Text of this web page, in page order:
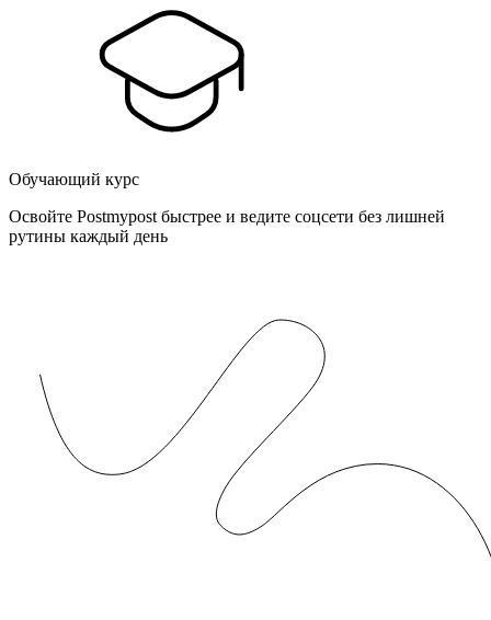
Обучающий курс
Освойте Postmypost быстрее и ведите соцсети без лишней
рутины каждый день